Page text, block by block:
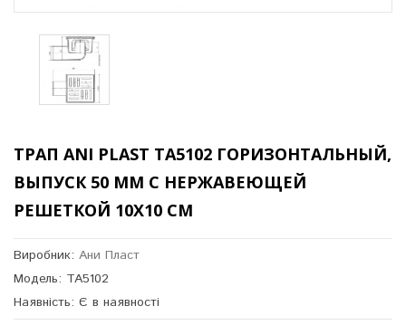
ТРАП ANI PLAST TA5102 ГОРИЗОНТАЛЬНЫЙ,
ВЫПУСК 50 ММ С НЕРЖАВЕЮЩЕЙ
РЕШЕТКОЙ 10X10 СМ
Виробник: Ани Пласт
Модель: TA5102
Наявність: Є в наявності